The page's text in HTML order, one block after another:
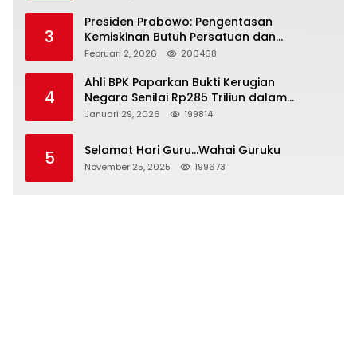
3
Presiden Prabowo: Pengentasan
Kemiskinan Butuh Persatuan dan
Kepemimpinan yang Bertanggung Jawab
Februari 2, 2026 200468
4
Ahli BPK Paparkan Bukti Kerugian
Negara Senilai Rp285 Triliun dalam
Persidangan Korupsi PT Pertamina
Januari 29, 2026 199814
5 Selamat Hari Guru…Wahai Guruku
November 25, 2025 199673